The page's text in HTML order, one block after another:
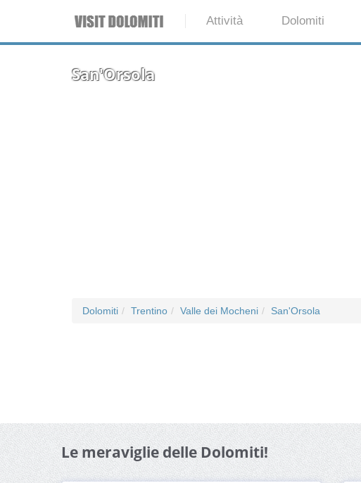
Attività Dolomiti
San'Orsola
Dolomiti Trentino Valle dei Mocheni San'Orsola
Le meraviglie delle Dolomiti!